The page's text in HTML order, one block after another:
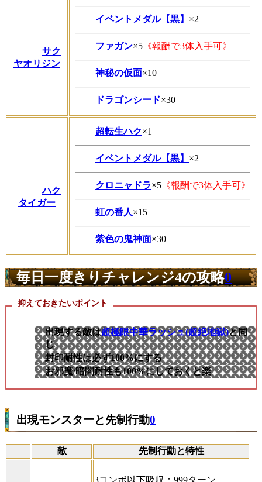
サク
ヤオリジン
イベントメダル【黒】 ×2
ファガン×5 《報酬で3体入手可》
神秘の仮面×10
ドラゴンシード×30
ハク
タイガー
超転生ハク×1
イベントメダル【黒】 ×2
クロニャドラ×5 《報酬で3体入手可》
虹の番人×15
紫色の鬼神面×30
毎日一度きりチャレンジ4の攻略0
抑えておきたいポイント
出現する敵は超極限中華ラッシュ(超絶地獄)と同
じ
封印耐性は必ず100%にする
お邪魔/暗闇耐性も100%にしておくと楽
出現モンスターと先制行動0
敵 先制行動と特性
3コンボ以下吸収：999ターン